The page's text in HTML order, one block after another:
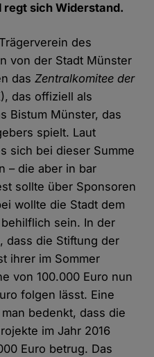
regt sich Widerstand.
des
von der Stadt Münster
dasZentralkomitee der
das offiziell als
Bistum Münster, das
spielt. Laut
sich bei dieser Summe
– die aber in bar
sollte über Sponsoren
wollte die Stadt dem
sein. In der
dass die Stiftung der
ihrer im Sommer
von 100.000 Euro nun
folgen lässt. Eine
bedenkt, dass die
im Jahr 2016
Euro betrug. Das